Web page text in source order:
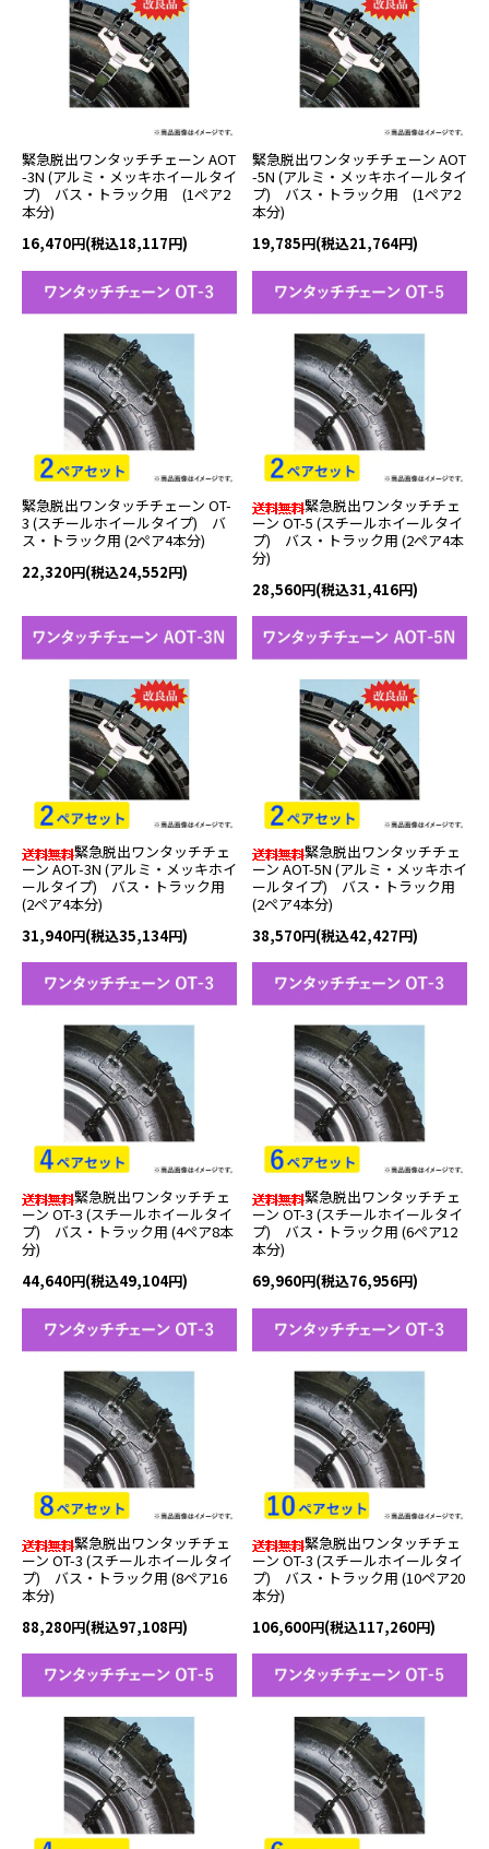
緊急脱出ワンタッチチェーン AOT
-3N (アルミ・メッキホイールタイ
プ) バス・トラック用 (1ペア2
本分)
16,470円(税込18,117円)
緊急脱出ワンタッチチェーン AOT
-5N (アルミ・メッキホイールタイ
プ) バス・トラック用 (1ペア2
本分)
19,785円(税込21,764円)
緊急脱出ワンタッチチェーン OT-
3 (スチールホイールタイプ) バ
ス・トラック用 (2ペア4本分)
22,320円(税込24,552円)
緊急脱出ワンタッチチェ
ーン OT-5 (スチールホイールタイ
プ) バス・トラック用 (2ペア4本
分)
28,560円(税込31,416円)
緊急脱出ワンタッチチェ
ーン AOT-3N (アルミ・メッキホイ
ールタイプ) バス・トラック用
(2ペア4本分)
31,940円(税込35,134円)
緊急脱出ワンタッチチェ
ーン AOT-5N (アルミ・メッキホイ
ールタイプ) バス・トラック用
(2ペア4本分)
38,570円(税込42,427円)
緊急脱出ワンタッチチェ
ーン OT-3 (スチールホイールタイ
プ) バス・トラック用 (4ペア8本
分)
44,640円(税込49,104円)
緊急脱出ワンタッチチェ
ーン OT-3 (スチールホイールタイ
プ) バス・トラック用 (6ペア12
本分)
69,960円(税込76,956円)
緊急脱出ワンタッチチェ
ーン OT-3 (スチールホイールタイ
プ) バス・トラック用 (8ペア16
本分)
88,280円(税込97,108円)
緊急脱出ワンタッチチェ
ーン OT-3 (スチールホイールタイ
プ) バス・トラック用 (10ペア20
本分)
106,600円(税込117,260円)